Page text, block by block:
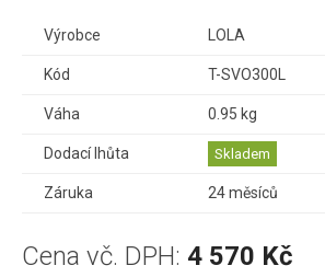
Výrobce LOLA
Kód T-SVO300L
Váha 0.95 kg
Dodací lhůta Skladem
Záruka 24 měsíců
Cena vč. DPH: 4 570 Kč